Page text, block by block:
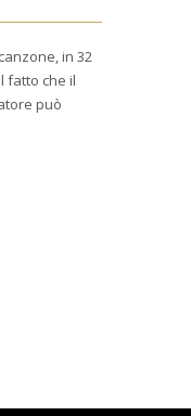
in 32
fatto che il
può